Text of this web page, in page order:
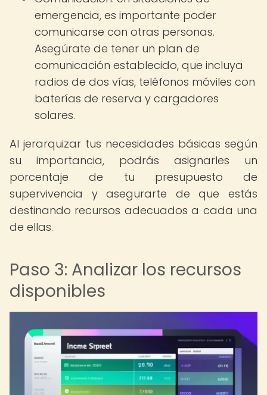
emergencia, es importante poder
comunicarse con otras personas.
Asegúrate de tener un plan de
comunicación establecido, que incluya
radios de dos vías, teléfonos móviles con
baterías de reserva y cargadores
solares.
Al jerarquizar tus necesidades básicas según
su importancia, podrás asignarles un
porcentaje de tu presupuesto de
supervivencia y asegurarte de que estás
destinando recursos adecuados a cada una
de ellas.
Paso 3: Analizar los recursos
disponibles